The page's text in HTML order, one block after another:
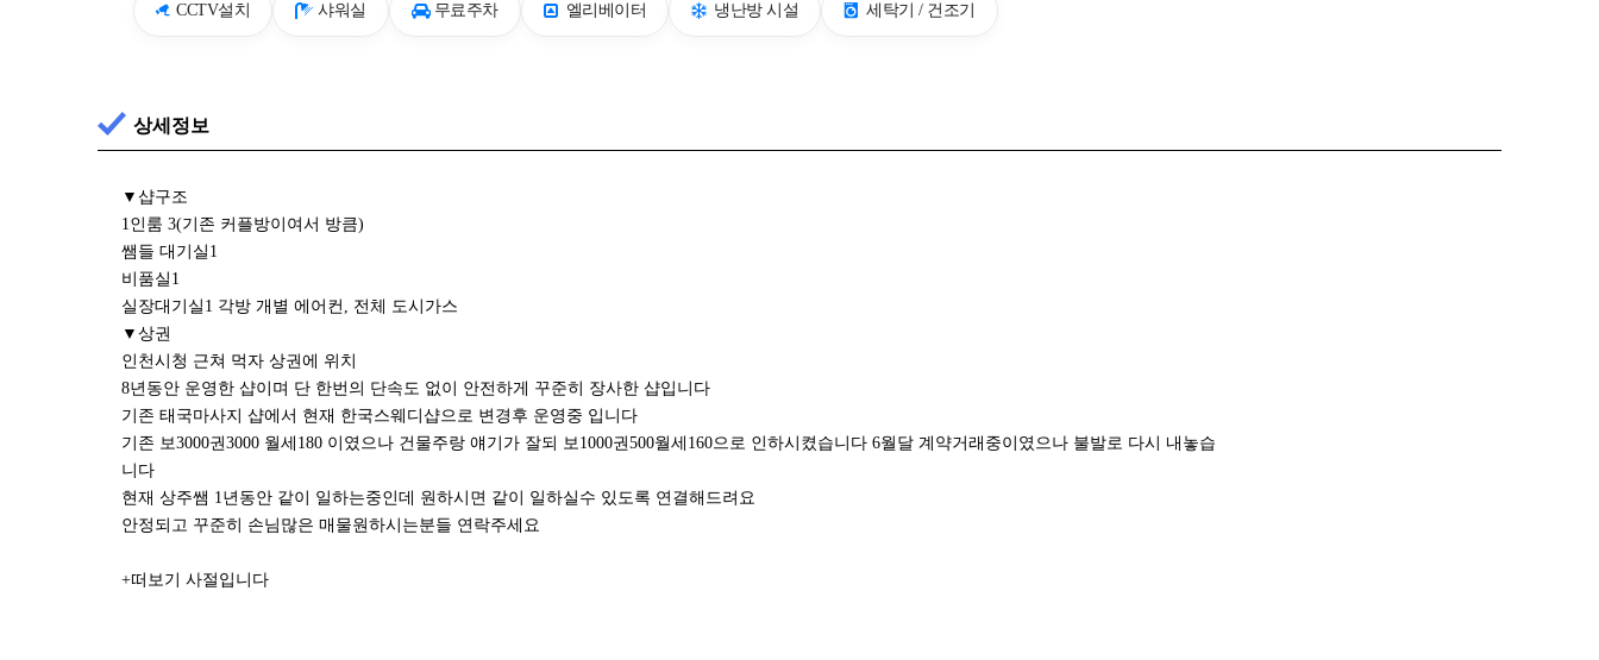
CCTV설치 샤워실 무료주차 엘리베이터 냉난방 시설 세탁기 / 건조기
상세정보
▼샵구조
1인룸 3(기존 커플방이여서 방큼)
쌤들 대기실1
비품실1
실장대기실1 각방 개별 에어컨, 전체 도시가스
▼상권
인천시청 근쳐 먹자 상권에 위치
8년동안 운영한 샵이며 단 한번의 단속도 없이 안전하게 꾸준히 장사한 샵입니다
기존 태국마사지 샵에서 현재 한국스웨디샵으로 변경후 운영중 입니다
기존 보3000권3000 월세180 이였으나 건물주랑 얘기가 잘되 보1000권500월세160으로 인하시켰습니다 6월달 계약거래중이였으나 불발로 다시 내놓습
니다
현재 상주쌤 1년동안 같이 일하는중인데 원하시면 같이 일하실수 있도록 연결해드려요
안정되고 꾸준히 손님많은 매물원하시는분들 연락주세요
+떠보기 사절입니다